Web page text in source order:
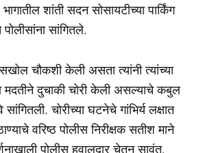
शांती सदन सोसायटीच्या पार्किंग
सांगितले.
चौकशी केली असता त्यांनी त्यांच्या
मदतीने दुचाकी चोरी केली असल्याचे कबुल
सांगितली. चोरीच्या घटनेचे गांभिर्य लक्षात
वरिष्ठ पोलीस निरीक्षक सतीश माने
पोलीस हवालदार चेतन सावंत,